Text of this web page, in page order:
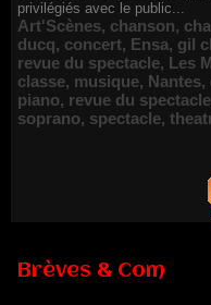
privilégiés avec le public...
Art'Scènes, chanson,
ducq, concert, Ensa, gil
revue du spectacle, Les
classe, musique, Nantes,
piano, revue du spectacle
soprano, spectacle,
Brèves & Com